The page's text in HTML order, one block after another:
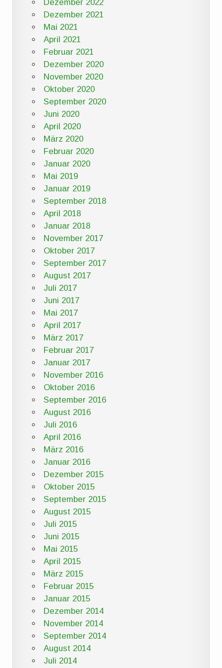
Dezember 2022
Dezember 2021
Mai 2021
April 2021
Februar 2021
Dezember 2020
November 2020
Oktober 2020
September 2020
Juni 2020
April 2020
März 2020
Februar 2020
Januar 2020
Mai 2019
Januar 2019
September 2018
April 2018
Januar 2018
November 2017
Oktober 2017
September 2017
August 2017
Juli 2017
Juni 2017
Mai 2017
April 2017
März 2017
Februar 2017
Januar 2017
November 2016
Oktober 2016
September 2016
August 2016
Juli 2016
April 2016
März 2016
Januar 2016
Dezember 2015
Oktober 2015
September 2015
August 2015
Juli 2015
Juni 2015
Mai 2015
April 2015
März 2015
Februar 2015
Januar 2015
Dezember 2014
November 2014
September 2014
August 2014
Juli 2014